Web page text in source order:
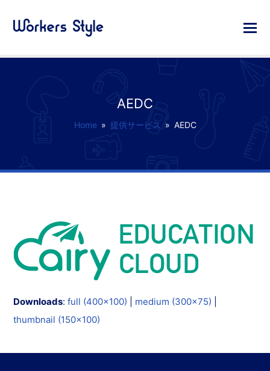
AEDC
Home » 提供サービス » AEDC
Downloads:full (400x100) medium (300x75)
thumbnail (150x100)